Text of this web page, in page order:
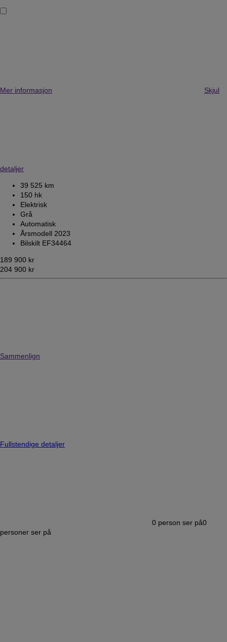
Mer informasjon Skjul
detaljer
39 525 km
150 hk
Elektrisk
Grå
Automatisk
Årsmodell 2023
Bilskilt EF34464
189 900 kr
204 900 kr
Sammenlign
Fullstendige detaljer
0 person ser på0
personer ser på